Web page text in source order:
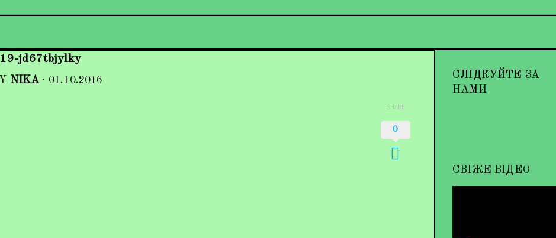
jd67tbjylky
NIKA · 01.10.2016
SHARE
0
СЛІДКУЙТЕ ЗА
НАМИ
СВІЖЕ ВІДЕО